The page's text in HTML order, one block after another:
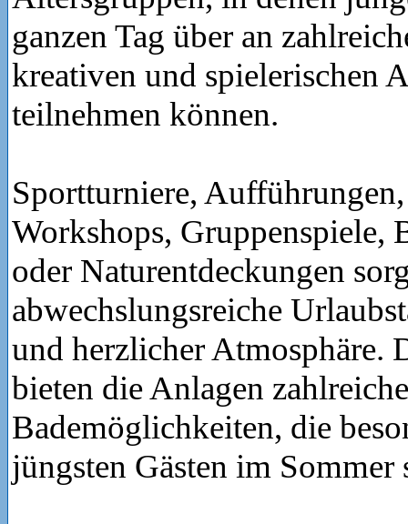
ganzen Tag über an
kreativen und spielerischen
teilnehmen können.
Sportturniere,
Workshops, Gruppenspiele,
oder Naturentdeckungen
abwechslungsreiche
und herzlicher Atmosphäre.
bieten die Anlagen zahlreiche
Bademöglichkeiten, die
jüngsten Gästen im Sommer